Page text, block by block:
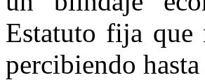
Estatuto fija que
percibiendo hasta